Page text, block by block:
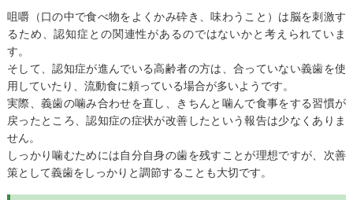
咀嚼（口の中で食べ物をよくかみ砕き、味わうこと）は脳を刺激す
るため、認知症との関連性があるのではないかと考えられていま
す。
そして、認知症が進んでいる高齢者の方は、合っていない義歯を使
用していたり、流動食に頼っている場合が多いようです。
実際、義歯の噛み合わせを直し、きちんと噛んで食事をする習慣が
戻ったところ、認知症の症状が改善したという報告は少なくありま
せん。
しっかり噛むためには自分自身の歯を残すことが理想ですが、次善
策として義歯をしっかりと調節することも大切です。